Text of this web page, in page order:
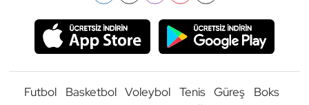
Futbol Basketbol Voleybol Tenis Güreş
Boks